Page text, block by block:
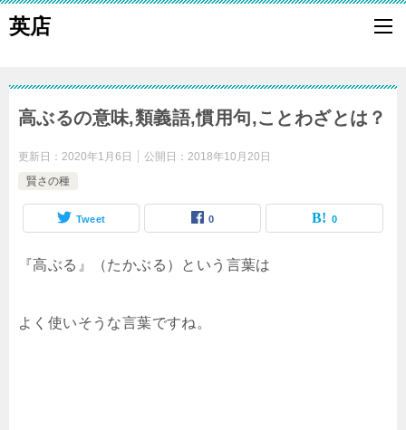
英店
高ぶるの意味,類義語,慣用句,ことわざとは？
更新日： 2020年1月6日 公開日： 2018年10月20日
賢さの種
Tweet 0 0
『高ぶる』（たかぶる）という言葉は
よく使いそうな言葉ですね。